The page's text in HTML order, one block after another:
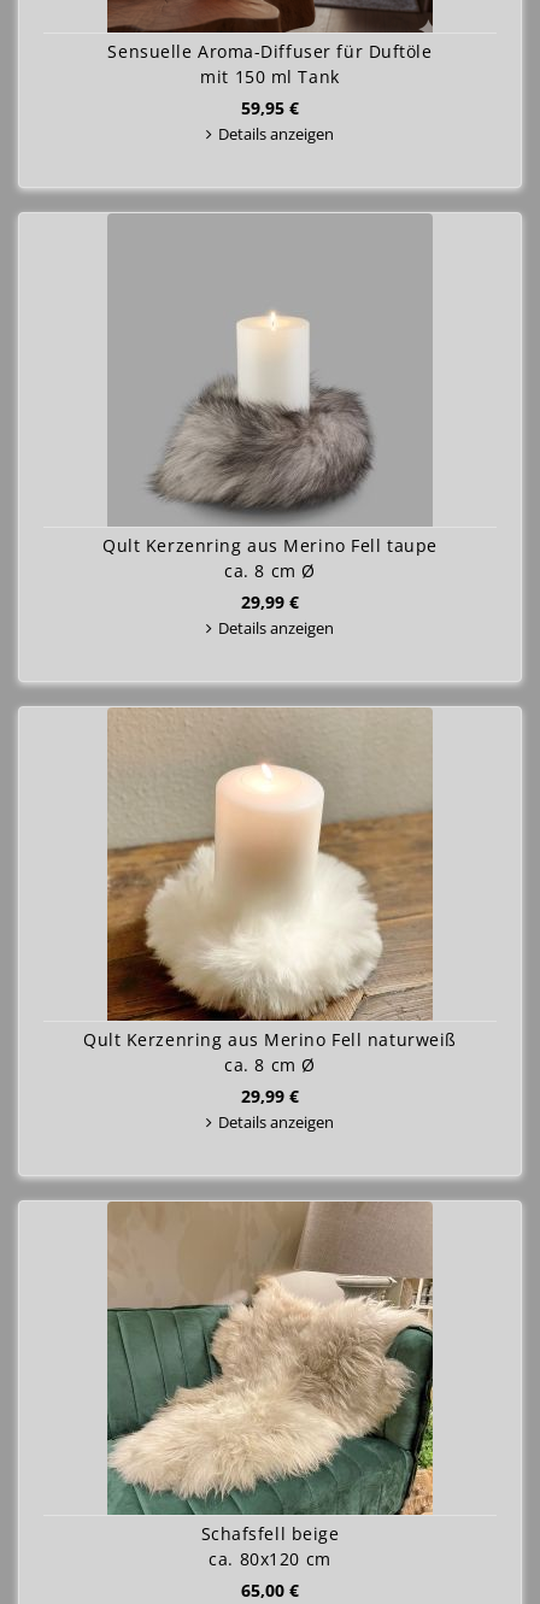
Sensuelle Aroma-Diffuser für Duftöle
mit 150 ml Tank
59,95 €
Details anzeigen
Qult Kerzenring aus Merino Fell taupe
ca. 8 cm Ø
29,99 €
Details anzeigen
Qult Kerzenring aus Merino Fell naturweiß
ca. 8 cm Ø
29,99 €
Details anzeigen
Schafsfell beige
ca. 80x120 cm
65,00 €